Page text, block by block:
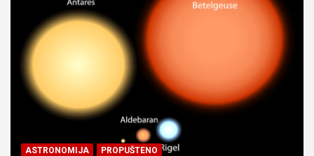
ASTRONOMIJA PROPUŠTENO